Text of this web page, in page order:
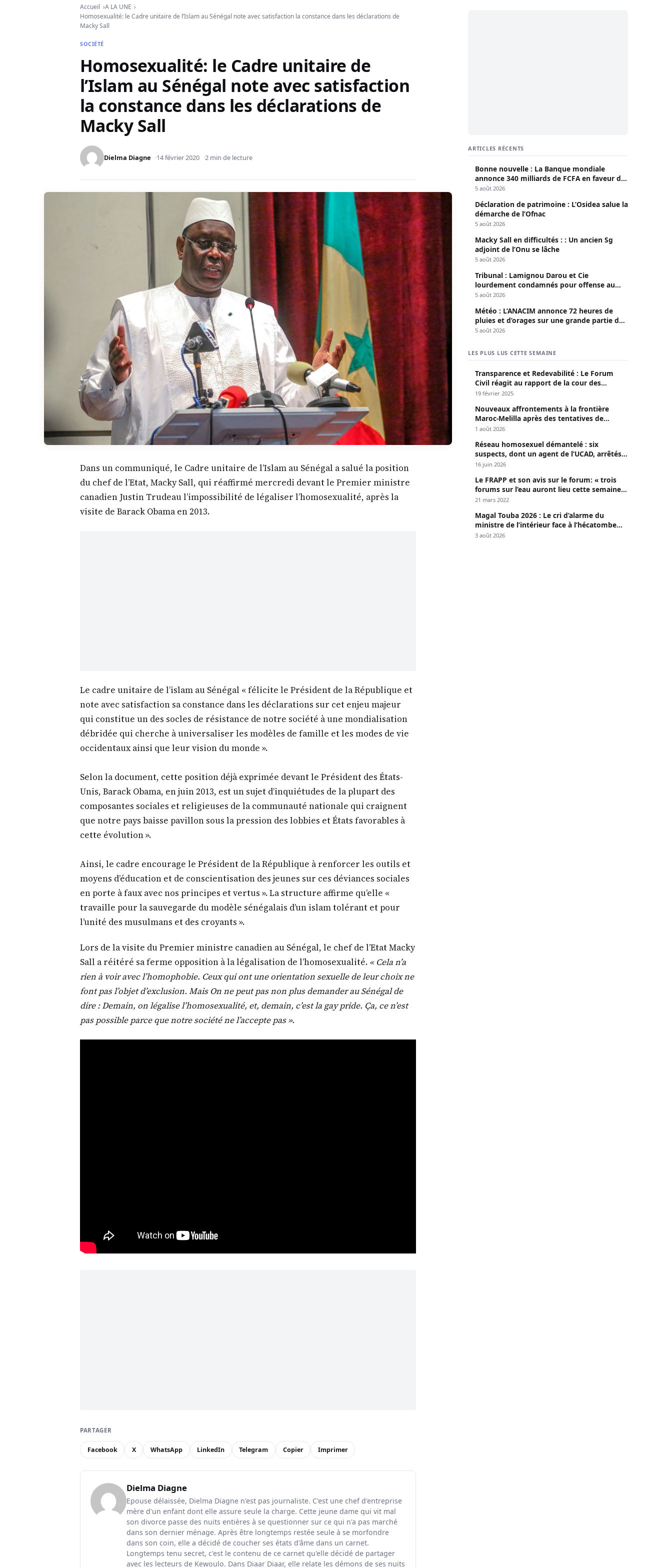
Accueil
A LA UNE
Homosexualité: le Cadre unitaire de l’Islam au Sénégal note avec satisfaction la constance dans les déclarations de
Macky Sall
SOCIÉTÉ
Homosexualité: le Cadre unitaire de
l’Islam au Sénégal note avec satisfaction
la constance dans les déclarations de
Macky Sall
Dielma Diagne 14 février 2020 2 min de lecture
Dans un communiqué, le Cadre unitaire de l’Islam au Sénégal a salué la position
du chef de l’Etat, Macky Sall, qui réaffirmé mercredi devant le Premier ministre
canadien Justin Trudeau l’impossibilité de légaliser l’homosexualité, après la
visite de Barack Obama en 2013.
Le cadre unitaire de l’islam au Sénégal « félicite le Président de la République et
note avec satisfaction sa constance dans les déclarations sur cet enjeu majeur
qui constitue un des socles de résistance de notre société à une mondialisation
débridée qui cherche à universaliser les modèles de famille et les modes de vie
occidentaux ainsi que leur vision du monde ».
Selon la document, cette position déjà exprimée devant le Président des États-
Unis, Barack Obama, en juin 2013, est un sujet d’inquiétudes de la plupart des
composantes sociales et religieuses de la communauté nationale qui craignent
que notre pays baisse pavillon sous la pression des lobbies et États favorables à
cette évolution ».
Ainsi, le cadre encourage le Président de la République à renforcer les outils et
moyens d’éducation et de conscientisation des jeunes sur ces déviances sociales
en porte à faux avec nos principes et vertus ». La structure affirme qu’elle «
travaille pour la sauvegarde du modèle sénégalais d’un islam tolérant et pour
l’unité des musulmans et des croyants ».
Lors de la visite du Premier ministre canadien au Sénégal, le chef de l’Etat Macky
Sall a réitéré sa ferme opposition à la légalisation de l’homosexualité. « Cela n’a
rien à voir avec l’homophobie. Ceux qui ont une orientation sexuelle de leur choix ne
font pas l’objet d’exclusion. Mais On ne peut pas non plus demander au Sénégal de
dire : Demain, on légalise l’homosexualité, et, demain, c’est la gay pride. Ça, ce n’est
pas possible parce que notre société ne l’accepte pas ».
PARTAGER
Facebook X WhatsApp LinkedIn Telegram Copier Imprimer
Dielma Diagne
Epouse délaissée, Dielma Diagne n'est pas journaliste. C'est une chef d'entreprise
mère d'un enfant dont elle assure seule la charge. Cette jeune dame qui vit mal
son divorce passe des nuits entières à se questionner sur ce qui n'a pas marché
dans son dernier ménage. Après être longtemps restée seule à se morfondre
dans son coin, elle a décidé de coucher ses états d'âme dans un carnet.
Longtemps tenu secret, c'est le contenu de ce carnet qu'elle décidé de partager
avec les lecteurs de Kewoulo. Dans Diaar Diaar, elle relate les démons de ses nuits
ARTICLES RÉCENTS
Bonne nouvelle : La Banque mondiale
annonce 340 milliards de FCFA en faveur du
Sénégal
5 août 2026
Déclaration de patrimoine : L’Osidea salue la
démarche de l’Ofnac
5 août 2026
Macky Sall en difficultés : : Un ancien Sg
adjoint de l’Onu se lâche
5 août 2026
Tribunal : Lamignou Darou et Cie
lourdement condamnés pour offense au
chef de l’Etat
5 août 2026
Météo : L’ANACIM annonce 72 heures de
pluies et d’orages sur une grande partie du
pays
5 août 2026
LES PLUS LUS CETTE SEMAINE
Transparence et Redevabilité : Le Forum
Civil réagit au rapport de la cour des
comptes
19 février 2025
Nouveaux affrontements à la frontière
Maroc-Melilla après des tentatives de
passage
1 août 2026
Réseau homosexuel démantelé : six
suspects, dont un agent de l’UCAD, arrêtés à
Keur Massar ; l’un avoue avoir propagé le
16 juin 2026
Le FRAPP et son avis sur le forum: « trois
forums sur l’eau auront lieu cette semaine à
Dakar »
21 mars 2022
Magal Touba 2026 : Le cri d’alarme du
ministre de l’intérieur face à l’hécatombe
routière
3 août 2026